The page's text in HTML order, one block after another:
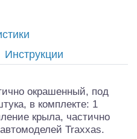
Инструкции
окрашенный, под
в комплекте: 1
крыла, частично
Traxxas.